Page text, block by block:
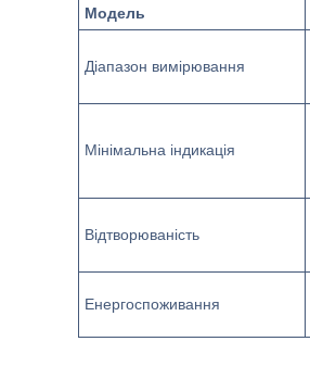
Модель
Діапазон вимірювання
Мінімальна індикація
Відтворюваність
Енергоспоживання